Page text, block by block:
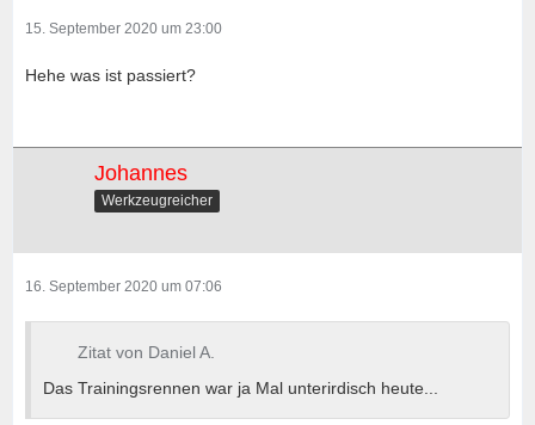
15. September 2020 um 23:00
Hehe was ist passiert?
Johannes
Werkzeugreicher
16. September 2020 um 07:06
Zitat von Daniel A.
Das Trainingsrennen war ja Mal unterirdisch heute...